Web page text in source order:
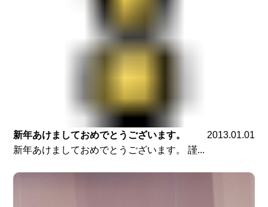
新年あけましておめでとうございます。
2013.01.01
新年あけましておめでとうございます。 謹...